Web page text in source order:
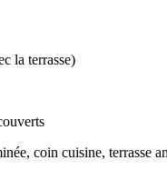
la terrasse)
coin cuisine, terrasse